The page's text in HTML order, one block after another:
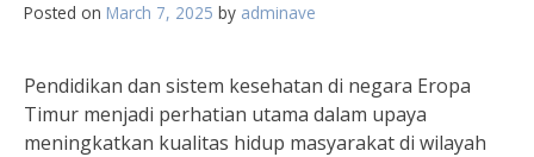
Posted on March 7, 2025 by adminave
Pendidikan dan sistem kesehatan di negara Eropa
Timur menjadi perhatian utama dalam upaya
meningkatkan kualitas hidup masyarakat di wilayah